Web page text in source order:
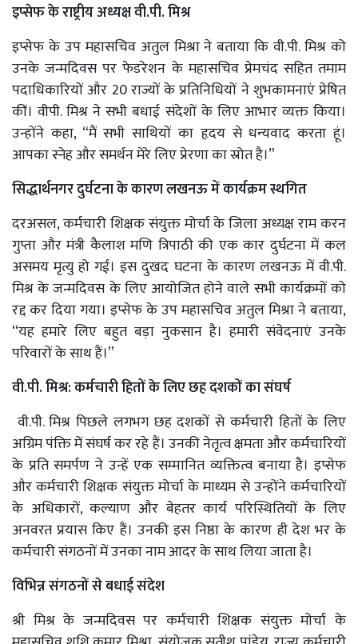
इप्सेफ के राष्ट्रीय अध्यक्ष वी.पी. मिश्र
इप्सेफ के उप महासचिव अतुल मिश्रा ने बताया कि वी.पी. मिश्र को
उनके जन्मदिवस पर फेडरेशन के महासचिव प्रेमचंद सहित तमाम
पदाधिकारियों और 20 राज्यों के प्रतिनिधियों ने शुभकामनाएं प्रेषित
कीं। वीपी. मिश्र ने सभी बधाई संदेशों के लिए आभार व्यक्त किया।
उन्होंने कहा, “मैं सभी साथियों का हृदय से धन्यवाद करता हूं।
आपका स्नेह और समर्थन मेरे लिए प्रेरणा का स्रोत है।”
सिद्धार्थनगर दुर्घटना के कारण लखनऊ में कार्यक्रम स्थगित
दरअसल, कर्मचारी शिक्षक संयुक्त मोर्चा के जिला अध्यक्ष राम करन
गुप्ता और मंत्री कैलाश मणि त्रिपाठी की एक कार दुर्घटना में कल
असमय मृत्यु हो गई। इस दुखद घटना के कारण लखनऊ में वी.पी.
मिश्र के जन्मदिवस के लिए आयोजित होने वाले सभी कार्यक्रमों को
रद्द कर दिया गया। इप्सेफ के उप महासचिव अतुल मिश्रा ने बताया,
“यह हमारे लिए बहुत बड़ा नुकसान है। हमारी संवेदनाएं उनके
परिवारों के साथ हैं।”
वी.पी. मिश्र: कर्मचारी हितों के लिए छह दशकों का संघर्ष
वी.पी. मिश्र पिछले लगभग छह दशकों से कर्मचारी हितों के लिए
अग्रिम पंक्ति में संघर्ष कर रहे हैं। उनकी नेतृत्व क्षमता और कर्मचारियों
के प्रति समर्पण ने उन्हें एक सम्मानित व्यक्तित्व बनाया है। इप्सेफ
और कर्मचारी शिक्षक संयुक्त मोर्चा के माध्यम से उन्होंने कर्मचारियों
के अधिकारों, कल्याण और बेहतर कार्य परिस्थितियों के लिए
अनवरत प्रयास किए हैं। उनकी इस निष्ठा के कारण ही देश भर के
कर्मचारी संगठनों में उनका नाम आदर के साथ लिया जाता है।
विभिन्न संगठनों से बधाई संदेश
श्री मिश्र के जन्मदिवस पर कर्मचारी शिक्षक संयुक्त मोर्चा के